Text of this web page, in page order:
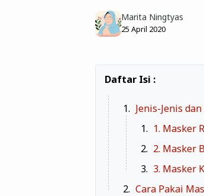
Marita Ningtyas
25 April 2020
Jenis-Jenis
1. Masker
2. Masker
3. Masker
Cara Pakai